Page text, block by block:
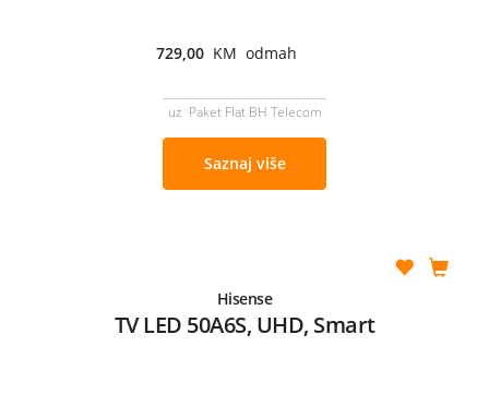
729,00 KM odmah
uz Paket Flat BH Telecom
Saznaj više
Hisense
TV LED 50A6S, UHD, Smart